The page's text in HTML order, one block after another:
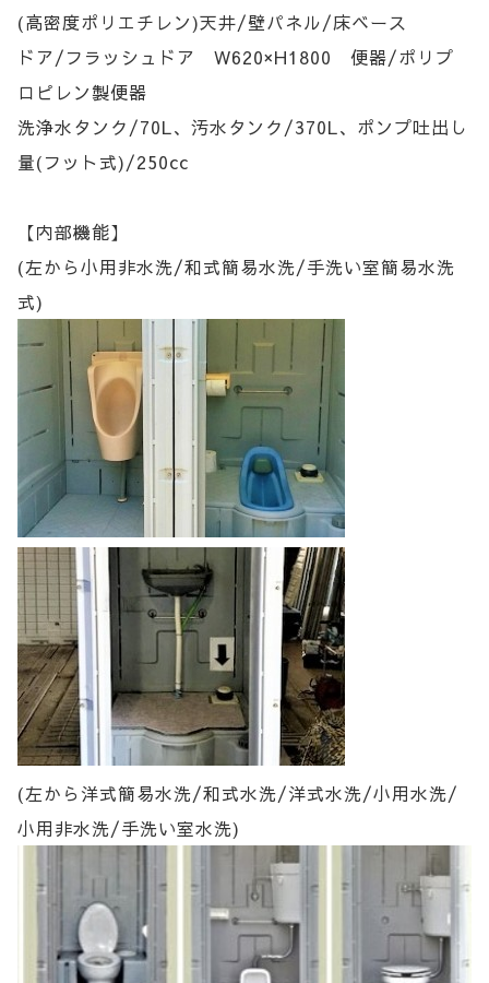
(高密度ポリエチレン)天井/壁パネル/床ベース
ドア/フラッシュドア W620×H1800 便器/ポリプ
ロピレン製便器
洗浄水タンク/70L、汚水タンク/370L、ポンプ吐出し
量(フット式)/250cc
【内部機能】
(左から小用非水洗/和式簡易水洗/手洗い室簡易水洗
式)
(左から洋式簡易水洗/和式水洗/洋式水洗/小用水洗/
小用非水洗/手洗い室水洗)